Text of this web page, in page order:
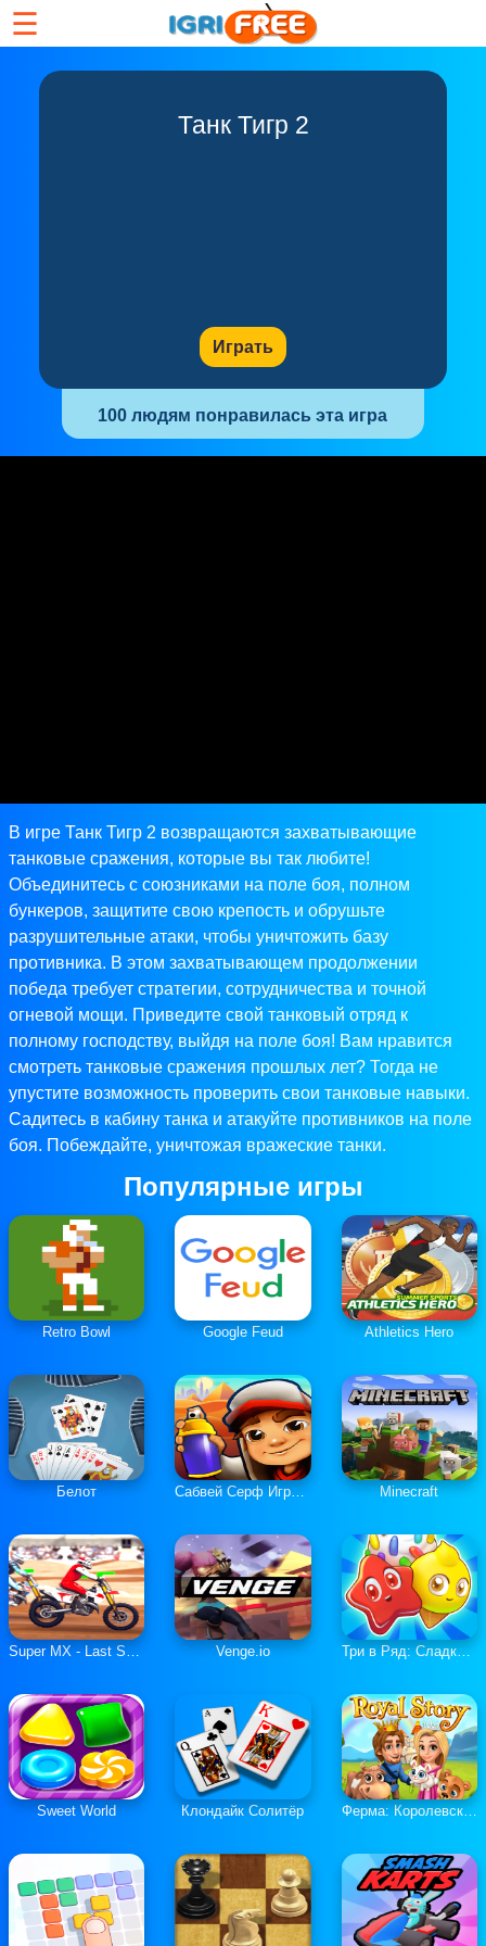
☰
Танк Тигр 2
Играть
100 людям понравилась эта игра
В игре Танк Тигр 2 возвращаются захватывающие
танковые сражения, которые вы так любите!
Объединитесь с союзниками на поле боя, полном
бункеров, защитите свою крепость и обрушьте
разрушительные атаки, чтобы уничтожить базу
противника. В этом захватывающем продолжении
победа требует стратегии, сотрудничества и точной
огневой мощи. Приведите свой танковый отряд к
полному господству, выйдя на поле боя! Вам нравится
смотреть танковые сражения прошлых лет? Тогда не
упустите возможность проверить свои танковые навыки.
Садитесь в кабину танка и атакуйте противников на поле
боя. Побеждайте, уничтожая вражеские танки.
Популярные игры
Retro Bowl Google Feud Athletics Hero
Белот Сабвей Серф Играть Онлайн Minecraft
Super MX - Last Season Venge.io Три в Ряд: Сладкие Загадки
Sweet World Клондайк Солитёр Ферма: Королевская История